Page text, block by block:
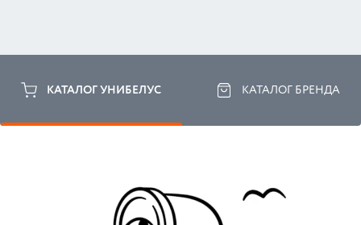
КАТАЛОГ УНИБЕЛУС КАТАЛОГ БРЕНДА